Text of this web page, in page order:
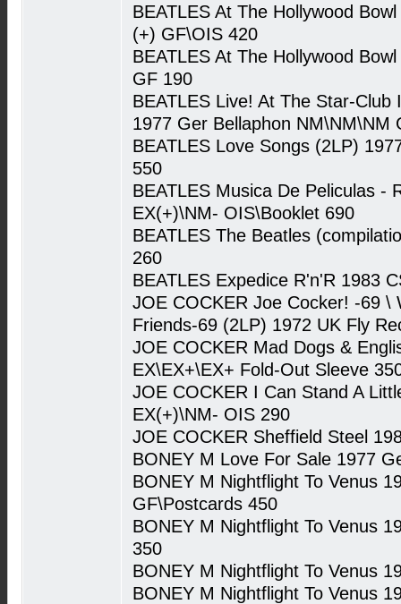
BEATLES At The Hollywood
(+) GF\OIS 420
BEATLES At The Hollywood
GF 190
BEATLES Live! At The Star-
1977 Ger Bellaphon NM\NM\NM
BEATLES Love Songs (2LP)
550
BEATLES Musica De Peliculas -
EX(+)\NM- OIS\Booklet 690
BEATLES The Beatles
260
BEATLES Expedice R'n'R 1983
JOE COCKER Joe Cocker! -69 \
Friends-69 (2LP) 1972 UK Fly
JOE COCKER Mad Dogs &
EX\EX+\EX+ Fold-Out Sleeve
JOE COCKER I Can Stand A
EX(+)\NM- OIS 290
JOE COCKER Sheffield Steel
BONEY M Love For Sale 1977
BONEY M Nightflight To Venus
GF\Postcards 450
BONEY M Nightflight To Venus
350
BONEY M Nightflight To Venus
BONEY M Nightflight To Venus